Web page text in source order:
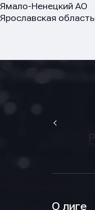
Ямало-Ненецкий АО
Ярославская область
О лиге